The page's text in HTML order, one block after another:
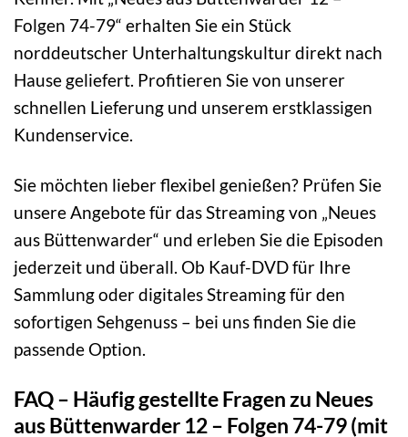
Folgen 74-79“ erhalten Sie ein Stück
norddeutscher Unterhaltungskultur direkt nach
Hause geliefert. Profitieren Sie von unserer
schnellen Lieferung und unserem erstklassigen
Kundenservice.
Sie möchten lieber flexibel genießen? Prüfen Sie
unsere Angebote für das Streaming von „Neues
aus Büttenwarder“ und erleben Sie die Episoden
jederzeit und überall. Ob Kauf-DVD für Ihre
Sammlung oder digitales Streaming für den
sofortigen Sehgenuss – bei uns finden Sie die
passende Option.
FAQ – Häufig gestellte Fragen zu Neues
aus Büttenwarder 12 – Folgen 74-79 (mit